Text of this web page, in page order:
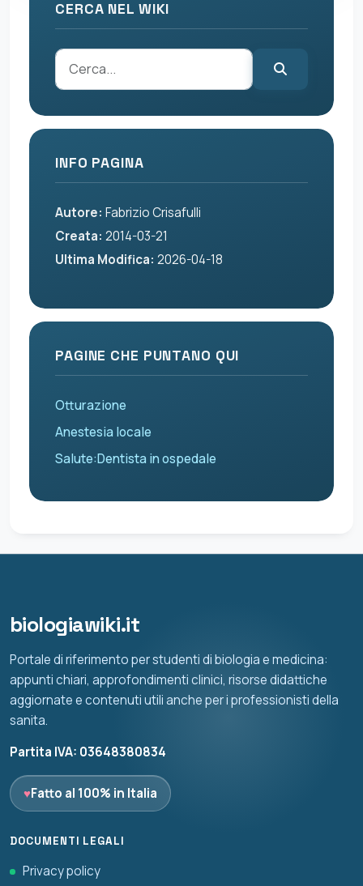
CERCA NEL WIKI
INFO PAGINA
Autore: Fabrizio Crisafulli
Creata: 2014-03-21
Ultima Modifica: 2026-04-18
PAGINE CHE PUNTANO QUI
Otturazione
Anestesia locale
Salute:Dentista in ospedale
biologiawiki.it
Portale di riferimento per studenti di biologia e medicina:
appunti chiari, approfondimenti clinici, risorse didattiche
aggiornate e contenuti utili anche per i professionisti della
sanita.
Partita IVA: 03648380834
♥Fatto al 100% in Italia
DOCUMENTI LEGALI
Privacy policy